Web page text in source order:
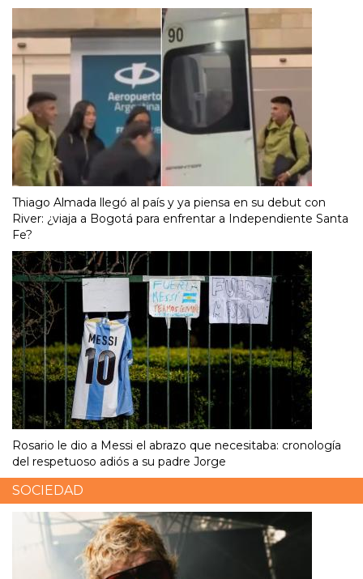
Thiago Almada llegó al país y ya piensa en su debut con
River: ¿viaja a Bogotá para enfrentar a Independiente Santa
Fe?
Rosario le dio a Messi el abrazo que necesitaba: cronología
del respetuoso adiós a su padre Jorge
SOCIEDAD